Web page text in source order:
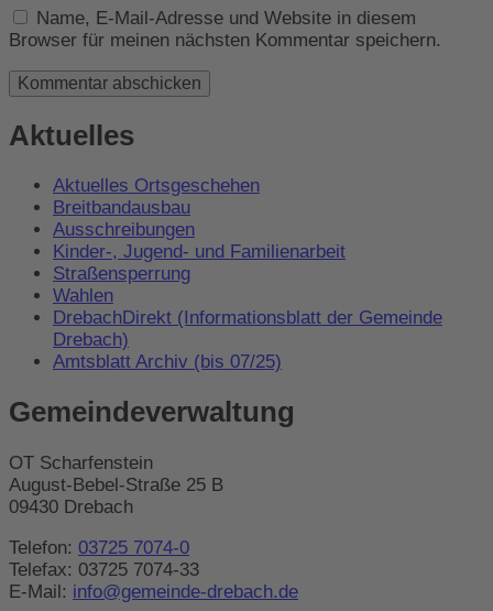
Name, E-Mail-Adresse und Website in diesem
Browser für meinen nächsten Kommentar speichern.
Aktuelles
Aktuelles Ortsgeschehen
Breitbandausbau
Ausschreibungen
Kinder-, Jugend- und Familienarbeit
Straßensperrung
Wahlen
DrebachDirekt (Informationsblatt der Gemeinde
Drebach)
Amtsblatt Archiv (bis 07/25)
Gemeindeverwaltung
OT Scharfenstein
August-Bebel-Straße 25 B
09430 Drebach
Telefon: 03725 7074-0
Telefax: 03725 7074-33
E-Mail: info@gemeinde-drebach.de